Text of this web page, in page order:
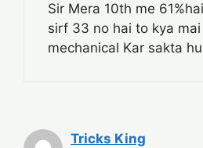
Sir Mera 10th me
sirf 33 no hai to kya mai
mechanical Kar sakta hu
Tricks King